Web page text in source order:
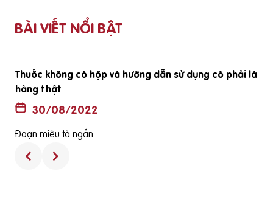
BÀI VIẾT NỔI BẬT
Thuốc không có hộp và hướng dẫn sử dụng có phải là
hàng thật
30/08/2022
Đoạn miêu tả ngắn